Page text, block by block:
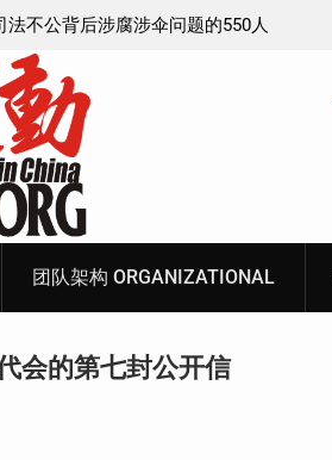
市法轮功学员、软件工程师唐志
团队架构 ORGANIZATIONAL
会的第七封公开信